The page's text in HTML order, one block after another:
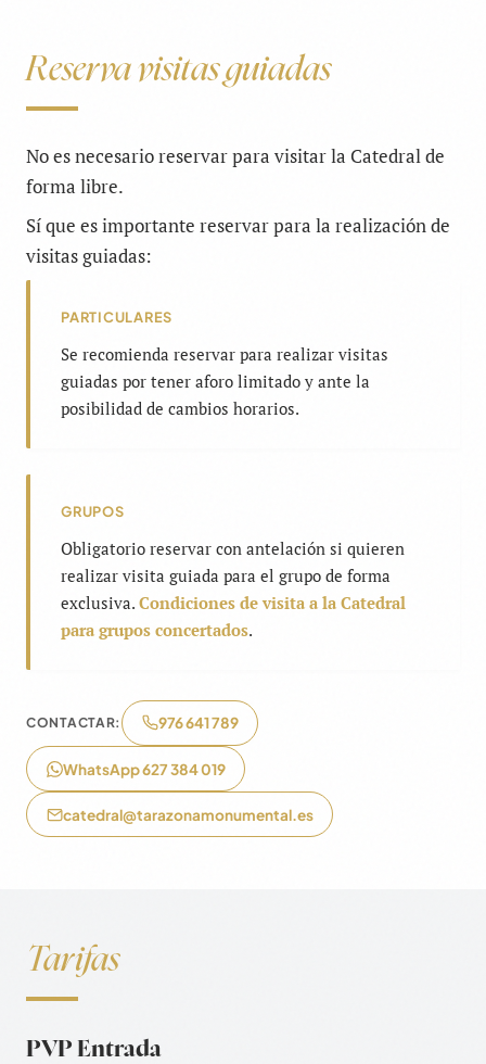
Reserva visitas guiadas
No es necesario reservar para visitar la Catedral de
forma libre.
Sí que es importante reservar para la realización de
visitas guiadas:
PARTICULARES
Se recomienda reservar para realizar visitas
guiadas por tener aforo limitado y ante la
posibilidad de cambios horarios.
GRUPOS
Obligatorio reservar con antelación si quieren
realizar visita guiada para el grupo de forma
exclusiva. Condiciones de visita a la Catedral
para grupos concertados.
CONTACTAR: 976 641 789
WhatsApp 627 384 019
catedral@tarazonamonumental.es
Tarifas
PVP Entrada